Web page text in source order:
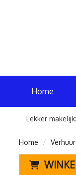
Home
Lekker makelijk:
Home Verhuur